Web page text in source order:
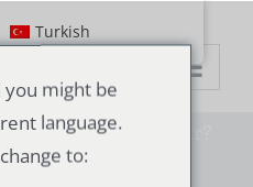
tüp nereden alınır?
tüpün kaynak
Turkish
might be
language.
to: